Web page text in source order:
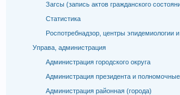
Загсы (запись актов гражданского
Статистика
Роспотребнадзор, центры эпидемиологии
Управа, администрация
Администрация городского округа
Администрация президента и
Администрация районная (города)